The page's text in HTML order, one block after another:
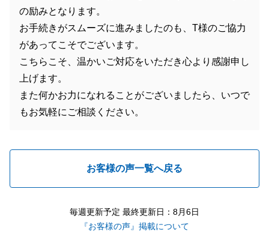
の励みとなります。
お手続きがスムーズに進みましたのも、T様のご協力
があってこそでございます。
こちらこそ、温かいご対応をいただき心より感謝申し
上げます。
また何かお力になれることがございましたら、いつで
もお気軽にご相談ください。
お客様の声一覧へ戻る
毎週更新予定 最終更新日：8月6日
『お客様の声』掲載について